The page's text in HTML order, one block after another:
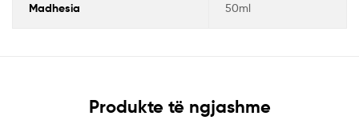
Madhesia 50ml
Produkte të ngjashme